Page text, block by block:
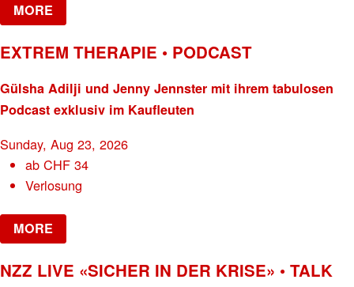
MORE
EXTREM THERAPIE • PODCAST
Gülsha Adilji und Jenny Jennster mit ihrem tabulosen
Podcast exklusiv im Kaufleuten
Sunday, Aug 23, 2026
abCHF 34
Verlosung
MORE
NZZ LIVE «SICHER IN DER KRISE» • TALK